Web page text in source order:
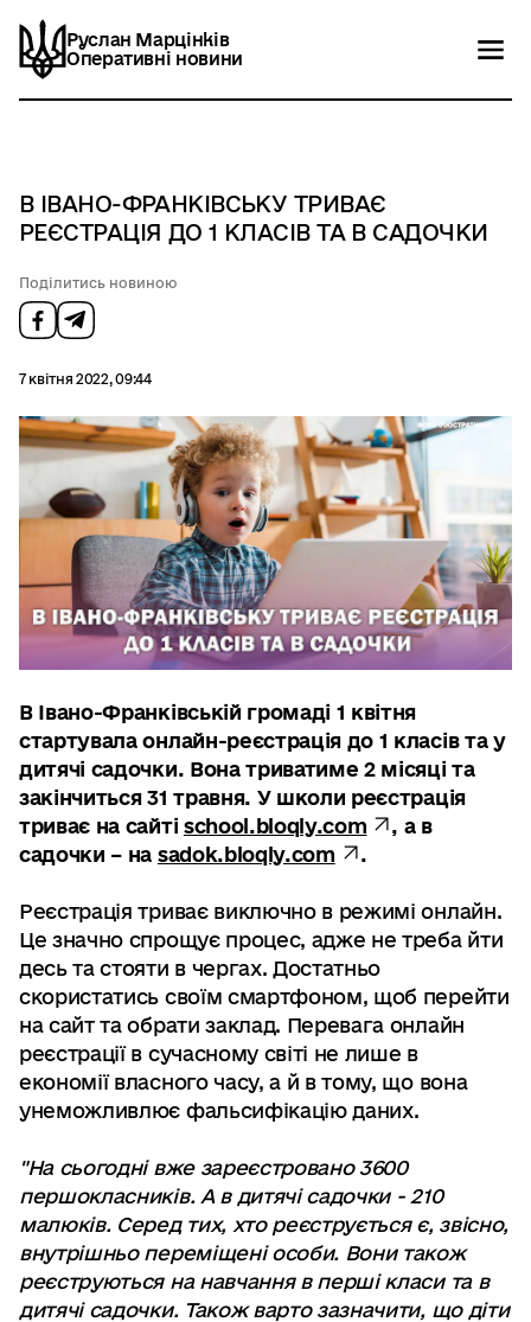
Руслан Марцінків
Оперативні новини
Руслан Марцінків
Оперативні новини
В ІВАНО-ФРАНКІВСЬКУ ТРИВАЄ
РЕЄСТРАЦІЯ ДО 1 КЛАСІВ ТА В САДОЧКИ
Поділитись новиною
7 квітня 2022, 09:44
В Івано-Франківській громаді 1 квітня
стартувала онлайн-реєстрація до 1 класів та у
дитячі садочки. Вона триватиме 2 місяці та
закінчиться 31 травня. У школи реєстрація
триває на сайті school.bloqly.com
, а в
садочки – на sadok.bloqly.com .
Реєстрація триває виключно в режимі онлайн.
Це значно спрощує процес, адже не треба йти
десь та стояти в чергах. Достатньо
скористатись своїм смартфоном, щоб перейти
на сайт та обрати заклад. Перевага онлайн
реєстрації в сучасному світі не лише в
економії власного часу, а й в тому, що вона
унеможливлює фальсифікацію даних.
"На сьогодні вже зареєстровано 3600
першокласників. А в дитячі садочки - 210
малюків. Серед тих, хто реєструється є, звісно,
внутрішньо переміщені особи. Вони також
реєструються на навчання в перші класи та в
дитячі садочки. Також варто зазначити, що діти